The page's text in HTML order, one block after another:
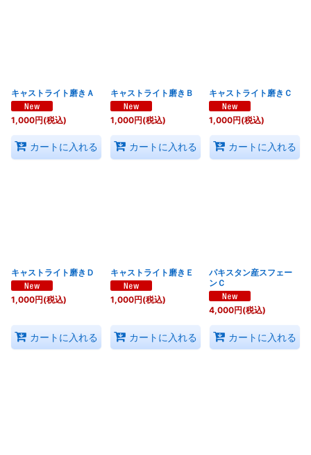
キャストライト磨きＡ
1,000円(税込)
カートに入れる
キャストライト磨きＢ
1,000円(税込)
カートに入れる
キャストライト磨きＣ
1,000円(税込)
カートに入れる
キャストライト磨きＤ
1,000円(税込)
カートに入れる
キャストライト磨きＥ
1,000円(税込)
カートに入れる
パキスタン産スフェー
ンＣ
4,000円(税込)
カートに入れる